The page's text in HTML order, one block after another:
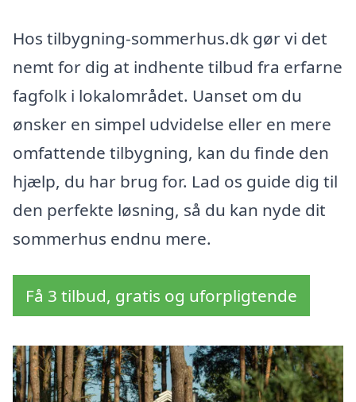
Hos tilbygning-sommerhus.dk gør vi det
nemt for dig at indhente tilbud fra erfarne
fagfolk i lokalområdet. Uanset om du
ønsker en simpel udvidelse eller en mere
omfattende tilbygning, kan du finde den
hjælp, du har brug for. Lad os guide dig til
den perfekte løsning, så du kan nyde dit
sommerhus endnu mere.
Få 3 tilbud, gratis og uforpligtende